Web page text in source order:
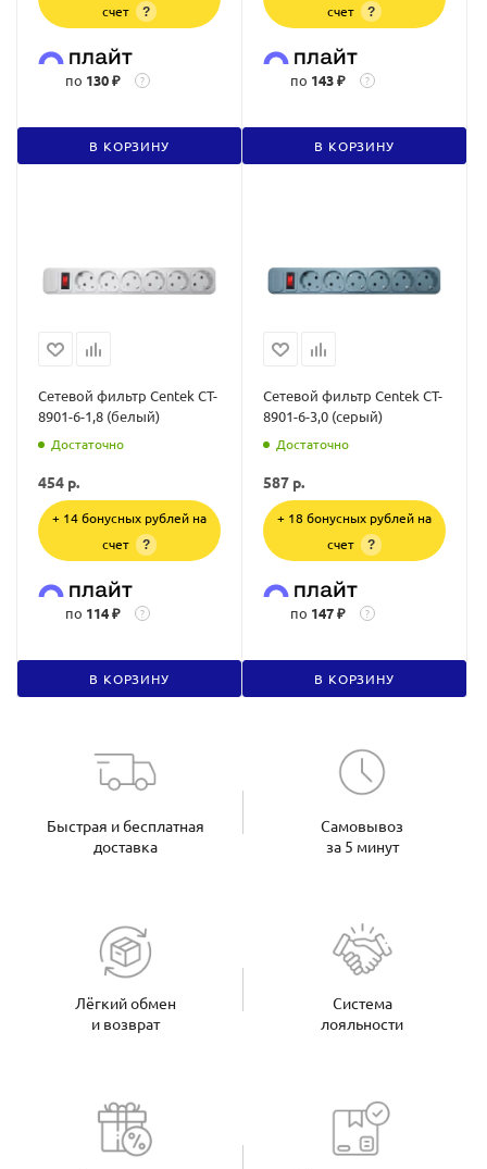
счет
?
по 130 ₽ ?
В КОРЗИНУ
счет
?
по 143 ₽ ?
В КОРЗИНУ
Сетевой фильтр Centek CT-
8901-6-1,8 (белый)
Достаточно
454 р.
+ 14 бонусных рублей на
счет
?
по 114 ₽ ?
В КОРЗИНУ
Сетевой фильтр Centek CT-
8901-6-3,0 (серый)
Достаточно
587 р.
+ 18 бонусных рублей на
счет
?
по 147 ₽ ?
В КОРЗИНУ
Быстрая и бесплатная
доставка
Самовывоз
за 5 минут
Лёгкий обмен
и возврат
Система
лояльности